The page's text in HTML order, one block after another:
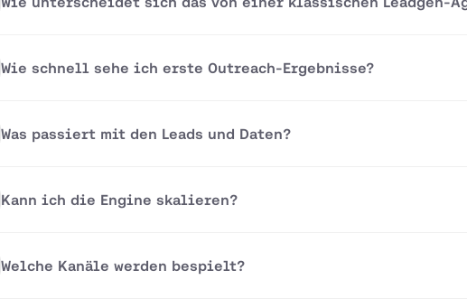
Wie schnell sehe ich erste Outreach-Ergebnisse?
Was passiert mit den Leads und Daten?
Kann ich die Engine skalieren?
Welche Kanäle werden bespielt?